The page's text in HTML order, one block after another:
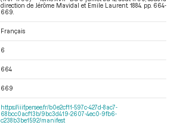
direction de Jérôme Mavidal et Emile Laurent. 1884. pp. 664-
669.
Français
6
664
669
https://iiif.persee.fr/b0e2cf11-597c-427d-8ac7-
68bcc0acf13b/9bc3d419-2607-4ec0-9fb6-
c238b3be1592/manifest